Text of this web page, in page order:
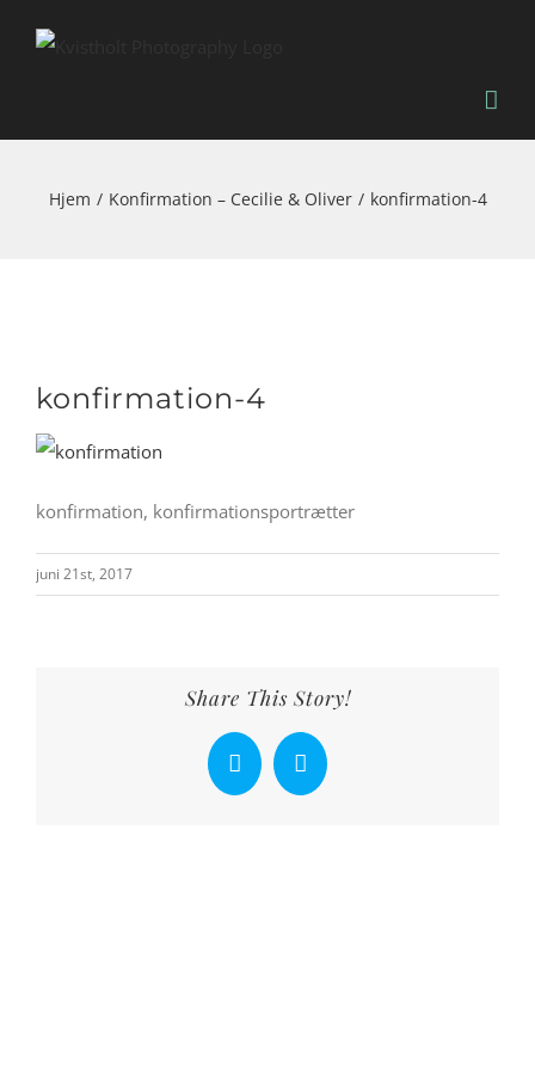
Hjem Konfirmation – Cecilie & Oliver konfirmation-4
konfirmation-4
konfirmation, konfirmationsportrætter
juni 21st, 2017
Share This Story!
Facebook
X